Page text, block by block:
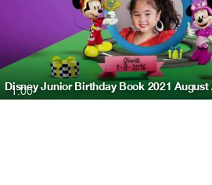
1:00
Disney Junior Birthday Book 2021 August